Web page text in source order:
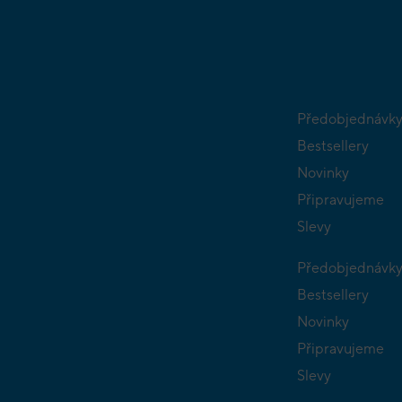
Předobjednávky
Bestsellery
Novinky
Připravujeme
Slevy
Předobjednávky
Bestsellery
Novinky
Připravujeme
Slevy